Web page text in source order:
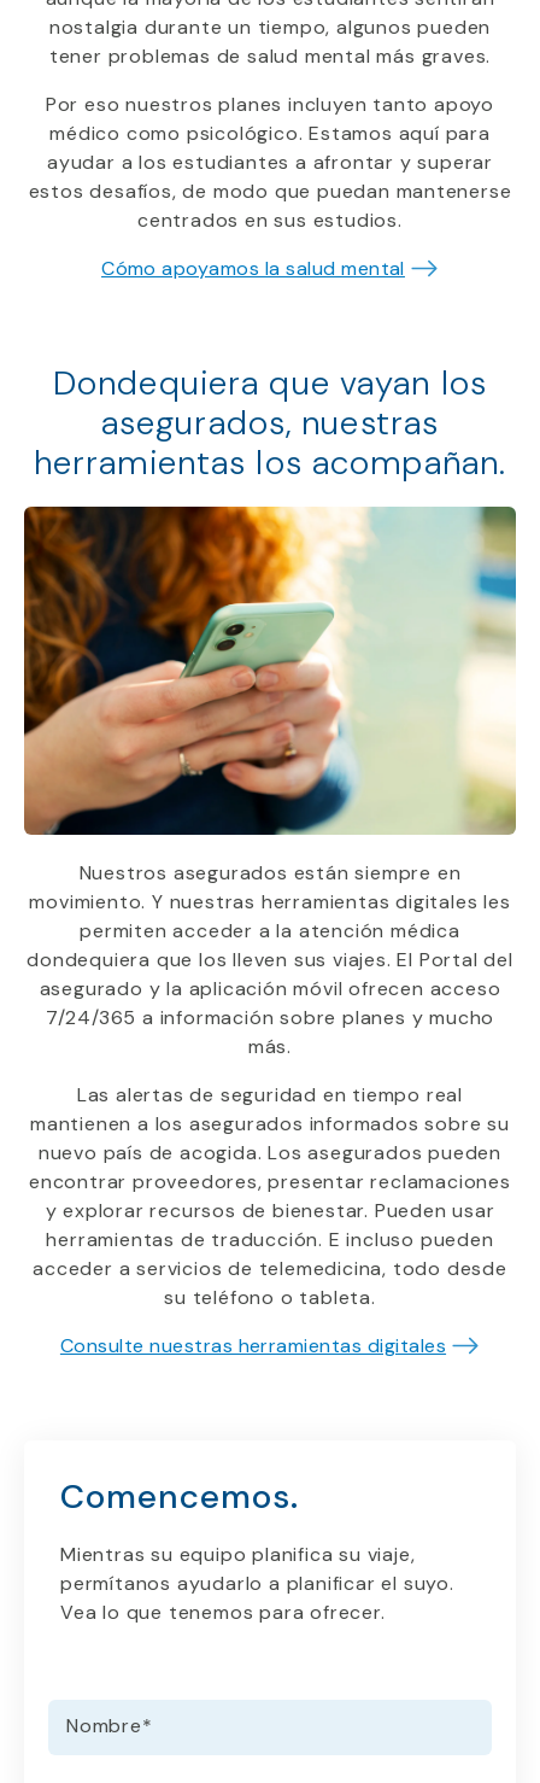
nostalgia durante un tiempo, algunos pueden
tener problemas de salud mental más graves.
Por eso nuestros planes incluyen tanto apoyo
médico como psicológico. Estamos aquí para
ayudar a los estudiantes a afrontar y superar
estos desafíos, de modo que puedan mantenerse
centrados en sus estudios.
Cómo apoyamos la salud mental
Dondequiera que vayan los
asegurados, nuestras
herramientas los acompañan.
Nuestros asegurados están siempre en
movimiento. Y nuestras herramientas digitales les
permiten acceder a la atención médica
dondequiera que los lleven sus viajes. El Portal del
asegurado y la aplicación móvil ofrecen acceso
7/24/365 a información sobre planes y mucho
más.
Las alertas de seguridad en tiempo real
mantienen a los asegurados informados sobre su
nuevo país de acogida. Los asegurados pueden
encontrar proveedores, presentar reclamaciones
y explorar recursos de bienestar. Pueden usar
herramientas de traducción. E incluso pueden
acceder a servicios de telemedicina, todo desde
su teléfono o tableta.
Consulte nuestras herramientas digitales
Comencemos.
Mientras su equipo planifica su viaje,
permítanos ayudarlo a planificar el suyo.
Vea lo que tenemos para ofrecer.
Nombre*